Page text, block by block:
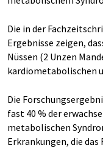
Die in der
Ergebnisse zeigen,
Nüssen (2 Unzen
kardiometabolischen
Die
fast 40 % der
metabolischen
Erkrankungen, die